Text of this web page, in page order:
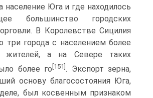
население Юга и где находилось
большинство городских
В Королевстве Сицилия
три города с населением более
жителей, а на Севере таких
более го[151]. Экспорт зерна,
основу благосостояния Юга,
был косвенным призна­ком